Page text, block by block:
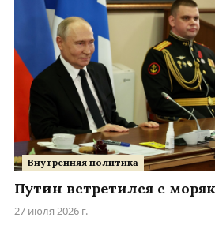
Внутренняя политика
Путин встретился с
27 июля 2026 г.